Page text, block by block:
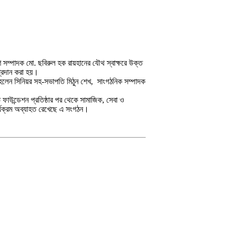
সম্পাদক মো. ছবিরুল হক রায়হানের যৌথ স্বাক্ষরে উক্ত
করা হয়।
সিনিয়র সহ-সভাপতি মিঠুন শেখ, সাংগঠনিক সম্পাদক
প্রতিষ্ঠার পর থেকে সামাজিক, সেবা ও
অব্যাহত রেখেছে এ সংগঠন।